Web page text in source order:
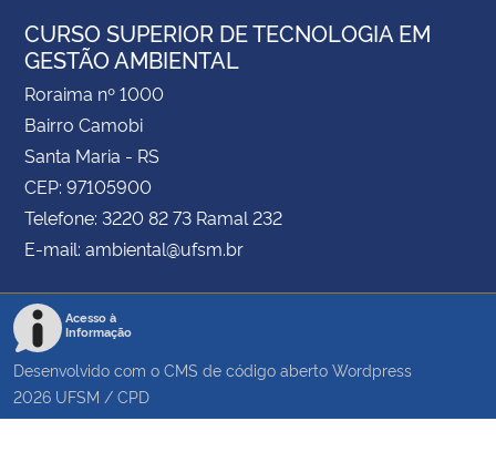
CURSO SUPERIOR DE TECNOLOGIA EM
GESTÃO AMBIENTAL
Roraima nº 1000
Bairro Camobi
Santa Maria - RS
CEP: 97105900
Telefone: 3220 82 73 Ramal 232
E-mail: ambiental@ufsm.br
Acesso à
Informação
Desenvolvido com o CMS de código aberto Wordpress
2026 UFSM / CPD